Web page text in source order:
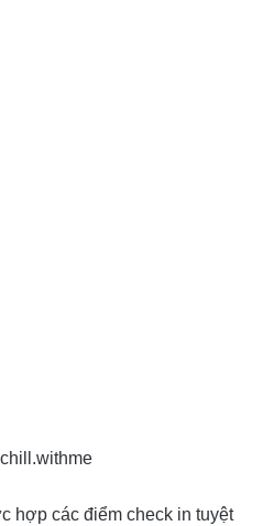
hợp các điểm check in tuyệt